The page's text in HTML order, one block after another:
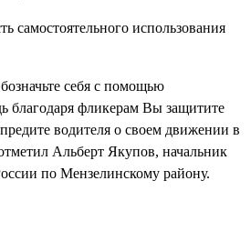
самостоятельного использования
себя с помощью
благодаря фликерам Вы защитите
водителя о своем движении в
Альберт Якупов, начальник
по Мензелинскому району.